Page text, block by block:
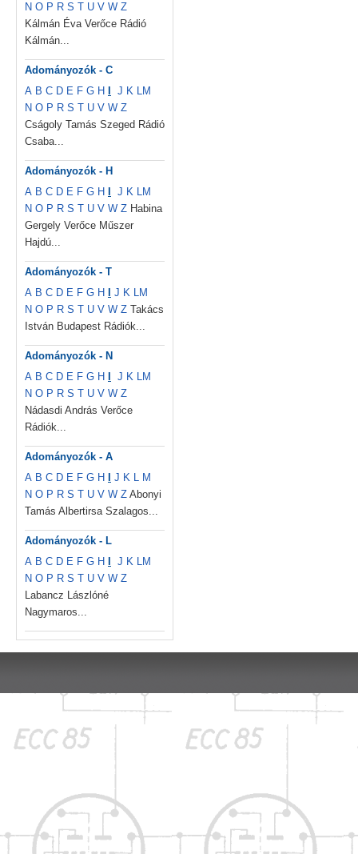
N O P R S T U V W Z
Kálmán Éva Verőce Rádió
Kálmán...
Adományozók - C
A B C D E F G H J K LM
N O P R S T U V W Z
Cságoly Tamás Szeged Rádió
Csaba...
Adományozók - H
A B C D E F G H J K LM
N O P R S T U V W Z Habina
Gergely Verőce Műszer
Hajdú...
Adományozók - T
A B C D E F G H J K LM
N O P R S T U V W Z Takács
István Budapest Rádiók...
Adományozók - N
A B C D E F G H J K LM
N O P R S T U V W Z
Nádasdi András Verőce
Rádiók...
Adományozók - A
A B C D E F G H J K L M
N O P R S T U V W Z Abonyi
Tamás Albertirsa Szalagos...
Adományozók - L
A B C D E F G H J K LM
N O P R S T U V W Z
Labancz Lászlóné
Nagymaros...